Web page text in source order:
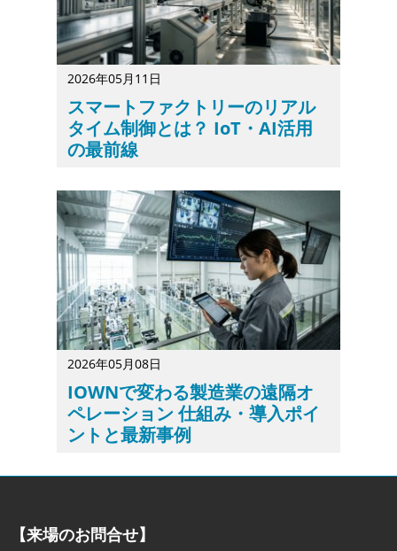
2026年05月11日
スマートファクトリーのリアル
タイム制御とは？ IoT・AI活用
の最前線
2026年05月08日
IOWNで変わる製造業の遠隔オ
ペレーション 仕組み・導入ポイ
ントと最新事例
【来場のお問合せ】